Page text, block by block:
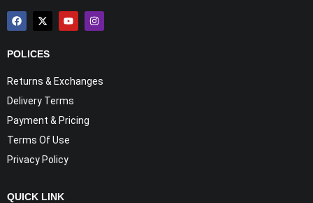
POLICES
Returns & Exchanges
Delivery Terms
Payment & Pricing
Terms Of Use
Privacy Policy
QUICK LINK